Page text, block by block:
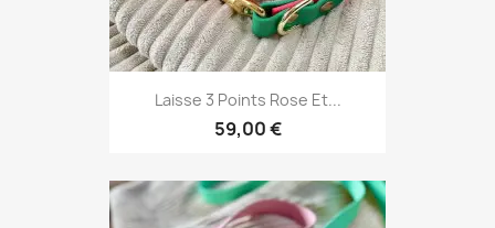
Laisse 3 Points Rose Et...
59,00 €